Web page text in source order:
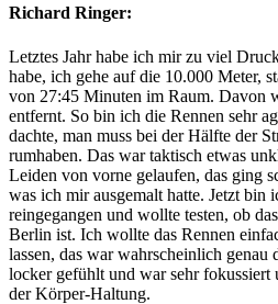
Richard Ringer:
Letztes Jahr habe ich mir zu viel
habe, ich gehe auf die 10.000 Meter,
von 27:45 Minuten im Raum. Davon
entfernt. So bin ich die Rennen sehr
dachte, man muss bei der Hälfte der
rumhaben. Das war taktisch etwas
Leiden von vorne gelaufen, das ging
was ich mir ausgemalt hatte. Jetzt bin
reingegangen und wollte testen, ob
Berlin ist. Ich wollte das Rennen
lassen, das war wahrscheinlich genau
locker gefühlt und war sehr fokussiert
der Körper-Haltung.